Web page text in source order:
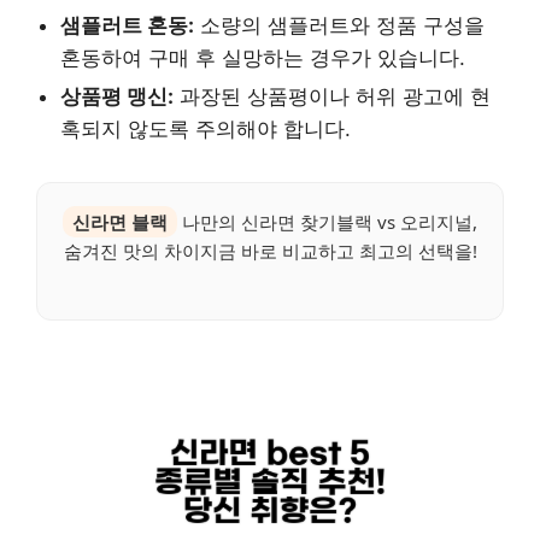
샘플러트 혼동: 소량의 샘플러트와 정품 구성을
혼동하여 구매 후 실망하는 경우가 있습니다.
상품평 맹신: 과장된 상품평이나 허위 광고에 현
혹되지 않도록 주의해야 합니다.
신라면 블랙
나만의 신라면 찾기블랙 vs 오리지널,
숨겨진 맛의 차이지금 바로 비교하고 최고의 선택을!